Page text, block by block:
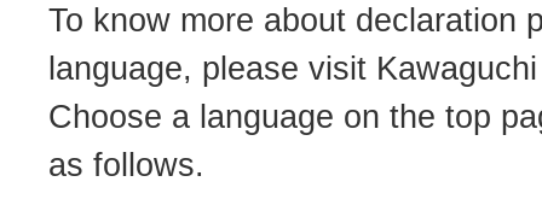
To know more about declaration
language, please visit
Choose a language on the top
as follows.